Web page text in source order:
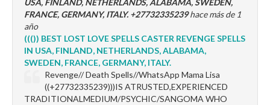
USA, FINLAND, NETHERLANDS, ALABAMA, SWEDEN,
FRANCE, GERMANY, ITALY. +27732335239hace más de 1
año
((()) BEST LOST LOVE SPELLS CASTER REVENGE SPELLS
IN USA, FINLAND, NETHERLANDS, ALABAMA,
SWEDEN, FRANCE, GERMANY, ITALY.
Revenge// Death Spells//WhatsApp Mama Lisa
((+27732335239)))IS ATRUSTED,EXPERIENCED
TRADITIONALMEDIUM/PSYCHIC/SANGOMA WHO